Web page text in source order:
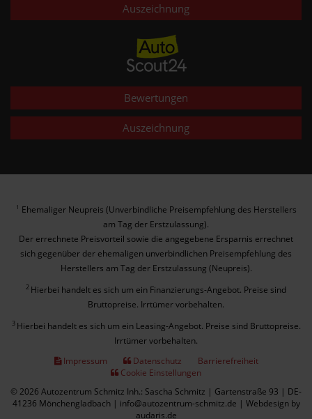
Auszeichnung
Bewertungen
Auszeichnung
1 Ehemaliger Neupreis (Unverbindliche Preisempfehlung des Herstellers
am Tag der Erstzulassung).
Der errechnete Preisvorteil sowie die angegebene Ersparnis errechnet
sich gegenüber der ehemaligen unverbindlichen Preisempfehlung des
Herstellers am Tag der Erstzulassung (Neupreis).
2 Hierbei handelt es sich um ein Finanzierungs-Angebot. Preise sind
Bruttopreise. Irrtümer vorbehalten.
3 Hierbei handelt es sich um ein Leasing-Angebot. Preise sind Bruttopreise.
Irrtümer vorbehalten.
Impressum
Datenschutz
Barrierefreiheit
Cookie Einstellungen
© 2026 Autozentrum Schmitz Inh.: Sascha Schmitz | Gartenstraße 93 | DE-
41236 Mönchengladbach | info@autozentrum-schmitz.de | Webdesign by
audaris.de